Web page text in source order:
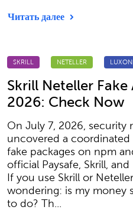
Читать далее
SKRILL NETELLER
Skrill Neteller
2026: Check Now
On July 7, 2026, security
uncovered a coordinated
fake packages on npm
official Paysafe, Skrill,
If you use Skrill or
wondering: is my money
to do? Th...